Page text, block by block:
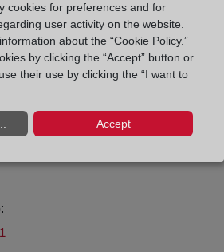
46 - 1º, 3700
a viernes de 09:00 a 14:00 horas
cookies for preferences and for
user activity on the website.
about the “Cookie Policy.”
by clicking the “Accept” button or
their use by clicking the “I want to
Accept